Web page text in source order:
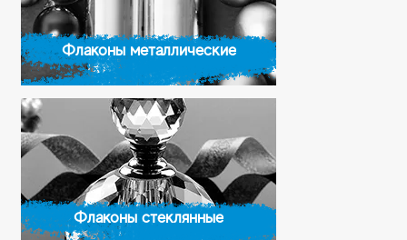
Флаконы металлические
Флаконы стеклянные